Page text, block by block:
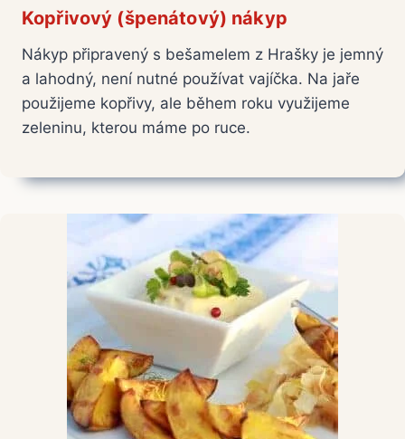
Kopřivový (špenátový) nákyp
Nákyp připravený s bešamelem z Hrašky je jemný
a lahodný, není nutné používat vajíčka. Na jaře
použijeme kopřivy, ale během roku využijeme
zeleninu, kterou máme po ruce.